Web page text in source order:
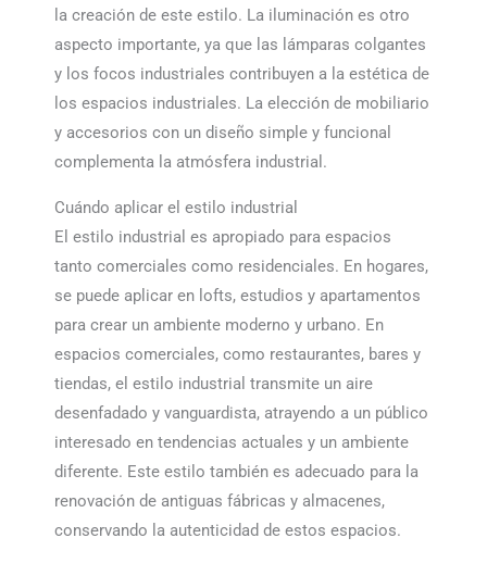
la creación de este estilo. La iluminación es otro
aspecto importante, ya que las lámparas colgantes
y los focos industriales contribuyen a la estética de
los espacios industriales. La elección de mobiliario
y accesorios con un diseño simple y funcional
complementa la atmósfera industrial.
Cuándo aplicar el estilo industrial
El estilo industrial es apropiado para espacios
tanto comerciales como residenciales. En hogares,
se puede aplicar en lofts, estudios y apartamentos
para crear un ambiente moderno y urbano. En
espacios comerciales, como restaurantes, bares y
tiendas, el estilo industrial transmite un aire
desenfadado y vanguardista, atrayendo a un público
interesado en tendencias actuales y un ambiente
diferente. Este estilo también es adecuado para la
renovación de antiguas fábricas y almacenes,
conservando la autenticidad de estos espacios.